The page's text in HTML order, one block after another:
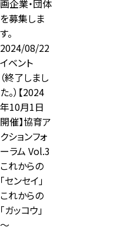
画企業・団体
を募集しま
す。
2024/08/22
イベント
（終了しまし
た。）【2024
年10月1日
開催】協育ア
クションフォ
ーラム Vol.3
これからの
「センセイ」
これからの
「ガッコウ」